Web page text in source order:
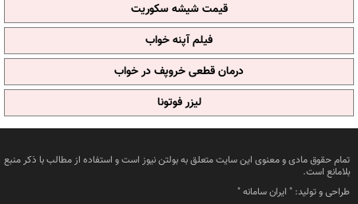
قیمت شیشه سکوریت
فیلم آپنه خواب
درمان قطعی خروپف در خواب
لیزر فوتونا
تمام حقوق مادی و معنوی این سایت متعلق به بولتن نیوز است و استفاده از مطالب با ذکر منبع
بلامانع است.
طراحی و تولید: " ایران سامانه"